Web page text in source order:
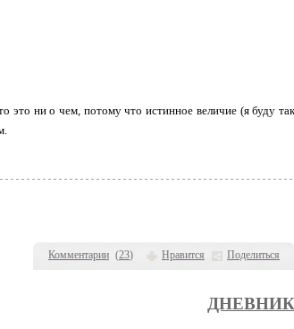
Комментарии (23) Нравится Поделиться
это ни о чем, потому что истинное величие (я буду так
ДНЕВНИК